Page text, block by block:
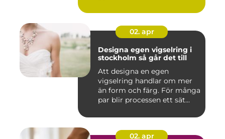
02. apr
Designa egen vigselring i
stockholm så går det till
Att designa en egen
vigselring handlar om mer
än form och färg. För många
par blir processen ett sät...
02. apr